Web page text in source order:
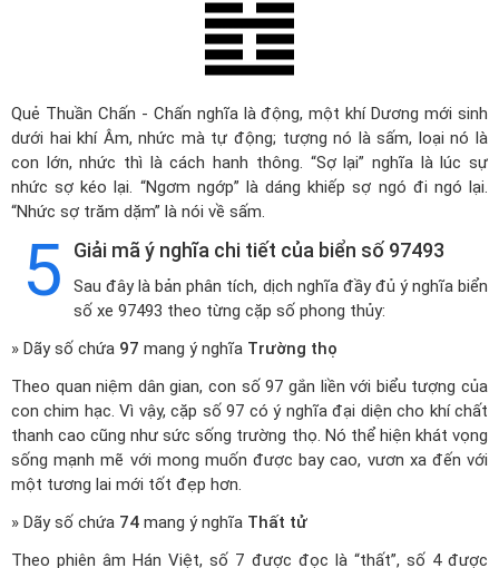
Quẻ Thuần Chấn - Chấn nghĩa là động, một khí Dương mới sinh
dưới hai khí Âm, nhức mà tự động; tượng nó là sấm, loại nó là
con lớn, nhức thì là cách hanh thông. “Sợ lại” nghĩa là lúc sự
nhức sợ kéo lại. “Ngơm ngớp” là dáng khiếp sợ ngó đi ngó lại.
“Nhức sợ trăm dặm” là nói về sấm.
5 Giải mã ý nghĩa chi tiết của biển số 97493
Sau đây là bản phân tích, dịch nghĩa đầy đủ ý nghĩa biển
số xe 97493 theo từng cặp số phong thủy:
» Dãy số chứa 97 mang ý nghĩa Trường thọ
Theo quan niệm dân gian, con số 97 gắn liền với biểu tượng của
con chim hạc. Vì vậy, cặp số 97 có ý nghĩa đại diện cho khí chất
thanh cao cũng như sức sống trường thọ. Nó thể hiện khát vọng
sống mạnh mẽ với mong muốn được bay cao, vươn xa đến với
một tương lai mới tốt đẹp hơn.
» Dãy số chứa 74 mang ý nghĩa Thất tử
Theo phiên âm Hán Việt, số 7 được đọc là “thất”, số 4 được